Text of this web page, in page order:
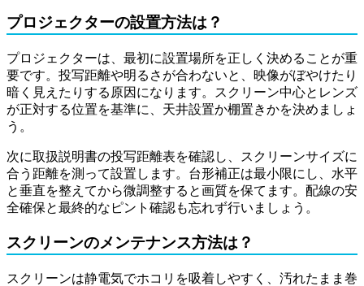
プロジェクターの設置方法は？
プロジェクターは、最初に設置場所を正しく決めることが重
要です。投写距離や明るさが合わないと、映像がぼやけたり
暗く見えたりする原因になります。スクリーン中心とレンズ
が正対する位置を基準に、天井設置か棚置きかを決めましょ
う。
次に取扱説明書の投写距離表を確認し、スクリーンサイズに
合う距離を測って設置します。台形補正は最小限にし、水平
と垂直を整えてから微調整すると画質を保てます。配線の安
全確保と最終的なピント確認も忘れず行いましょう。
スクリーンのメンテナンス方法は？
スクリーンは静電気でホコリを吸着しやすく、汚れたまま巻